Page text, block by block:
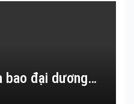
bao đại dương…